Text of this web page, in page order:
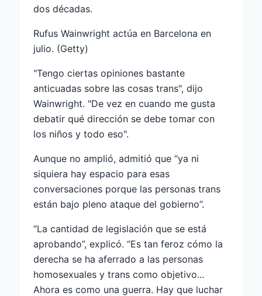
dos décadas.
Rufus Wainwright actúa en Barcelona en
julio. (Getty)
"Tengo ciertas opiniones bastante
anticuadas sobre las cosas trans", dijo
Wainwright. "De vez en cuando me gusta
debatir qué dirección se debe tomar con
los niños y todo eso".
Aunque no amplió, admitió que “ya ni
siquiera hay espacio para esas
conversaciones porque las personas trans
están bajo pleno ataque del gobierno”.
“La cantidad de legislación que se está
aprobando”, explicó. “Es tan feroz cómo la
derecha se ha aferrado a las personas
homosexuales y trans como objetivo...
Ahora es como una guerra. Hay que luchar